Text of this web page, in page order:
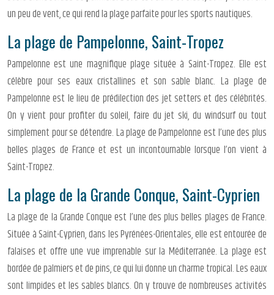
un peu de vent, ce qui rend la plage parfaite pour les sports nautiques.
La plage de Pampelonne, Saint-Tropez
Pampelonne est une magnifique plage située à Saint-Tropez. Elle est
célèbre pour ses eaux cristallines et son sable blanc. La plage de
Pampelonne est le lieu de prédilection des jet setters et des célébrités.
On y vient pour profiter du soleil, faire du jet ski, du windsurf ou tout
simplement pour se détendre. La plage de Pampelonne est l’une des plus
belles plages de France et est un incontournable lorsque l’on vient à
Saint-Tropez.
La plage de la Grande Conque, Saint-Cyprien
La plage de la Grande Conque est l’une des plus belles plages de France.
Située à Saint-Cyprien, dans les Pyrénées-Orientales, elle est entourée de
falaises et offre une vue imprenable sur la Méditerranée. La plage est
bordée de palmiers et de pins, ce qui lui donne un charme tropical. Les eaux
sont limpides et les sables blancs. On y trouve de nombreuses activités